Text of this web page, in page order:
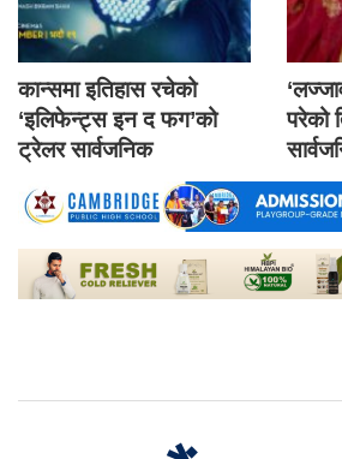
कान्समा इतिहास रचेको
‘इलिफेन्ट्स इन द फग’को
ट्रेलर सार्वजनिक
परेको